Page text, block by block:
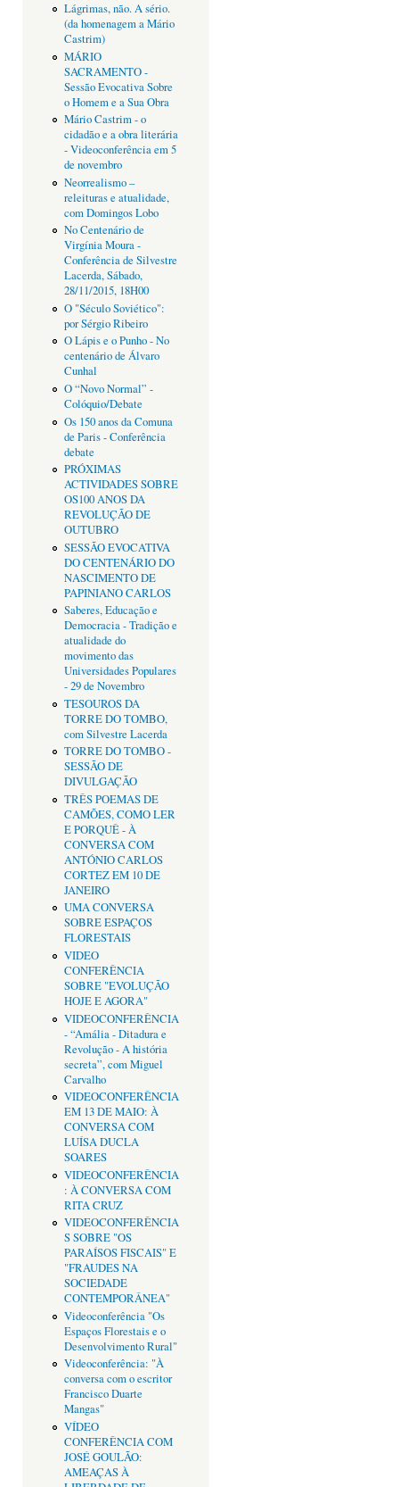
Lágrimas, não. A sério.
(da homenagem a Mário
Castrim)
MÁRIO
SACRAMENTO -
Sessão Evocativa Sobre
o Homem e a Sua Obra
Mário Castrim - o
cidadão e a obra literária
- Videoconferência em 5
de novembro
Neorrealismo –
releituras e atualidade,
com Domingos Lobo
No Centenário de
Virgínia Moura -
Conferência de Silvestre
Lacerda, Sábado,
28/11/2015, 18H00
O "Século Soviético":
por Sérgio Ribeiro
O Lápis e o Punho - No
centenário de Álvaro
Cunhal
O “Novo Normal” -
Colóquio/Debate
Os 150 anos da Comuna
de Paris - Conferência
debate
PRÓXIMAS
ACTIVIDADES SOBRE
OS100 ANOS DA
REVOLUÇÃO DE
OUTUBRO
SESSÃO EVOCATIVA
DO CENTENÁRIO DO
NASCIMENTO DE
PAPINIANO CARLOS
Saberes, Educação e
Democracia - Tradição e
atualidade do
movimento das
Universidades Populares
- 29 de Novembro
TESOUROS DA
TORRE DO TOMBO,
com Silvestre Lacerda
TORRE DO TOMBO -
SESSÃO DE
DIVULGAÇÃO
TRÊS POEMAS DE
CAMÕES, COMO LER
E PORQUÊ - À
CONVERSA COM
ANTÓNIO CARLOS
CORTEZ EM 10 DE
JANEIRO
UMA CONVERSA
SOBRE ESPAÇOS
FLORESTAIS
VIDEO
CONFERÊNCIA
SOBRE "EVOLUÇÃO
HOJE E AGORA"
VIDEOCONFERÊNCIA
- “Amália - Ditadura e
Revolução - A história
secreta”, com Miguel
Carvalho
VIDEOCONFERÊNCIA
EM 13 DE MAIO: À
CONVERSA COM
LUÍSA DUCLA
SOARES
VIDEOCONFERÊNCIA
: À CONVERSA COM
RITA CRUZ
VIDEOCONFERÊNCIA
S SOBRE "OS
PARAÍSOS FISCAIS" E
"FRAUDES NA
SOCIEDADE
CONTEMPORÂNEA"
Videoconferência "Os
Espaços Florestais e o
Desenvolvimento Rural"
Videoconferência: "À
conversa com o escritor
Francisco Duarte
Mangas"
VÍDEO
CONFERÊNCIA COM
JOSÉ GOULÃO:
AMEAÇAS À